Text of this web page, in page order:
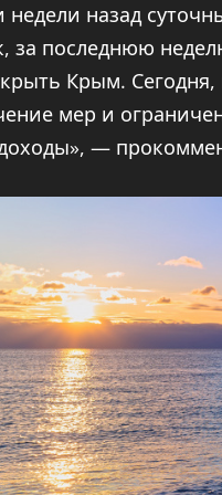
недели назад
за последнюю
Крым.
мер и
—